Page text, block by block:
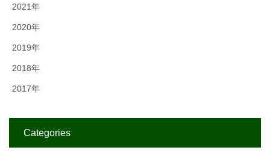
2021年
2020年
2019年
2018年
2017年
Categories